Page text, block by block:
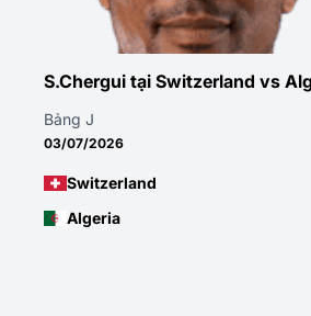
S.Chergui tại Switzerland vs
Bảng J
03/07/2026
Switzerland
Algeria